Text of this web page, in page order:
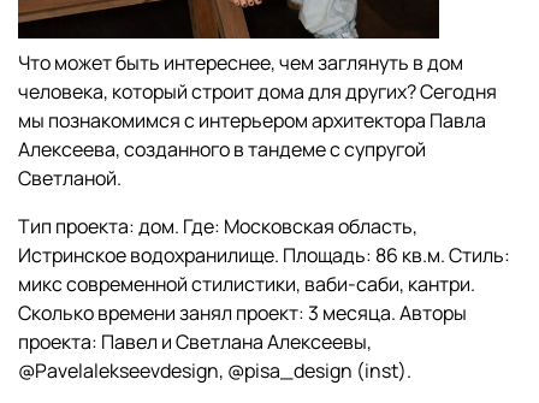
Что может быть интереснее, чем заглянуть в дом
человека, который строит дома для других? Сегодня
мы познакомимся с интерьером архитектора Павла
Алексеева, созданного в тандеме с супругой
Светланой.
Тип проекта: дом. Где: Московская область,
Истринское водохранилище. Площадь: 86 кв.м. Стиль:
микс современной стилистики, ваби-саби, кантри.
Сколько времени занял проект: 3 месяца. Авторы
проекта: Павел и Светлана Алексеевы,
@Pavelalekseevdesign, @pisa_design (inst).